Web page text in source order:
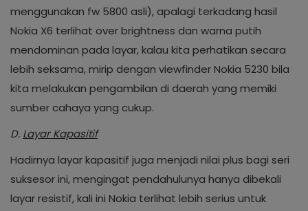
menggunakan fw 5800 asli), apalagi terkadang hasil
Nokia X6 terlihat over brightness dan warna putih
mendominan pada layar, kalau kita perhatikan secara
lebih seksama, mirip dengan viewfinder Nokia 5230 bila
kita melakukan pengambilan di daerah yang memiki
sumber cahaya yang cukup.
D. Layar Kapasitif
Hadirnya layar kapasitif juga menjadi nilai plus bagi seri
suksesor ini, mengingat pendahulunya hanya dibekali
layar resistif, kali ini Nokia terlihat lebih serius untuk